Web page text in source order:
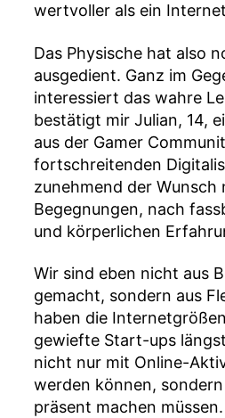
wertvoller als ein
Das Physische hat also
ausgedient. Ganz im
interessiert das wahre
bestätigt mir Julian, 14,
aus der Gamer
fortschreitenden
zunehmend der Wunsch
Begegnungen, nach
und körperlichen
Wir sind eben nicht aus
gemacht, sondern aus
haben die
gewiefte Start-ups
nicht nur mit Online-
werden können,
präsent machen